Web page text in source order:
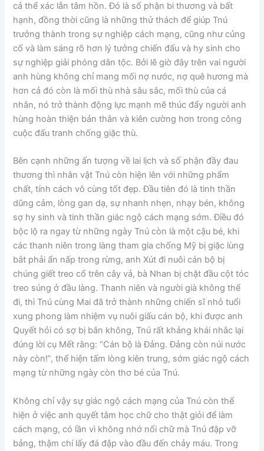
cả thể xác lẫn tâm hồn. Đó là số phận bi thương và bất
hạnh, đồng thời cũng là những thử thách để giúp Tnú
trưởng thành trong sự nghiệp cách mạng, cũng như củng
cố và làm sáng rõ hơn lý tưởng chiến đấu và hy sinh cho
sự nghiệp giải phóng dân tộc. Bởi lẽ giờ đây trên vai người
anh hùng không chỉ mang mối nợ nước, nợ quê hương mà
hơn cả đó còn là mối thù nhà sâu sắc, mối thù của cá
nhân, nó trở thành động lực mạnh mẽ thúc đẩy người anh
hùng hoàn thiện bản thân và kiên cường hơn trong công
cuộc đấu tranh chống giặc thù.
Bên cạnh những ấn tượng về lai lịch và số phận đầy đau
thương thì nhân vật Tnú còn hiện lên với những phẩm
chất, tính cách vô cùng tốt đẹp. Đầu tiên đó là tinh thần
dũng cảm, lòng gan dạ, sự nhanh nhẹn, nhạy bén, không
sợ hy sinh và tinh thần giác ngộ cách mạng sớm. Điều đó
bộc lộ ra ngay từ những ngày Tnú còn là một cậu bé, khi
các thanh niên trong làng tham gia chống Mỹ bị giặc lùng
bắt phải ẩn nấp trong rừng, anh Xút đi nuôi cán bộ bị
chúng giết treo cổ trên cây vả, bà Nhan bị chặt đầu cột tóc
treo súng ở đầu làng. Thanh niên và người già không thể
đi, thì Tnú cùng Mai đã trở thành những chiến sĩ nhỏ tuổi
xung phong làm nhiệm vụ nuôi giấu cán bộ, khi được anh
Quyết hỏi có sợ bị bắn không, Tnú rất khảng khái nhắc lại
đúng lời cụ Mết rằng: “Cán bộ là Đảng. Đảng còn núi nước
này còn!”, thể hiện tấm lòng kiên trung, sớm giác ngộ cách
mạng từ những ngày còn thơ bé của Tnú.
Không chỉ vậy sự giác ngộ cách mạng của Tnú còn thể
hiện ở việc anh quyết tâm học chữ cho thật giỏi để làm
cách mạng, có lần vì không nhớ nổi chữ mà Tnú đập vỡ
bảng, thậm chí lấy đá đập vào đầu đến chảy máu. Trong